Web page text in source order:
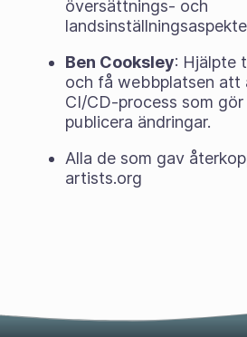
översättnings- och
Ben Cooksley: Hjälpte
och få webbplatsen att
CI/CD-process som
publicera ändringar.
Alla de som gav
artists.org